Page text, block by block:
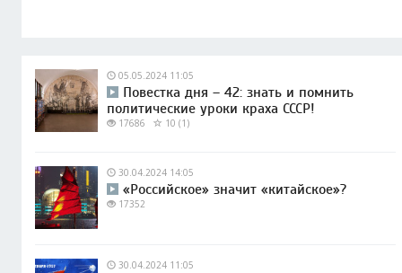
05.05.2024 11:05
Повестка дня – 42: знать и помнить
политические уроки краха СССР!
17686 10 (1)
30.04.2024 14:05
«Российское» значит «китайское»?
17352
30.04.2024 11:05